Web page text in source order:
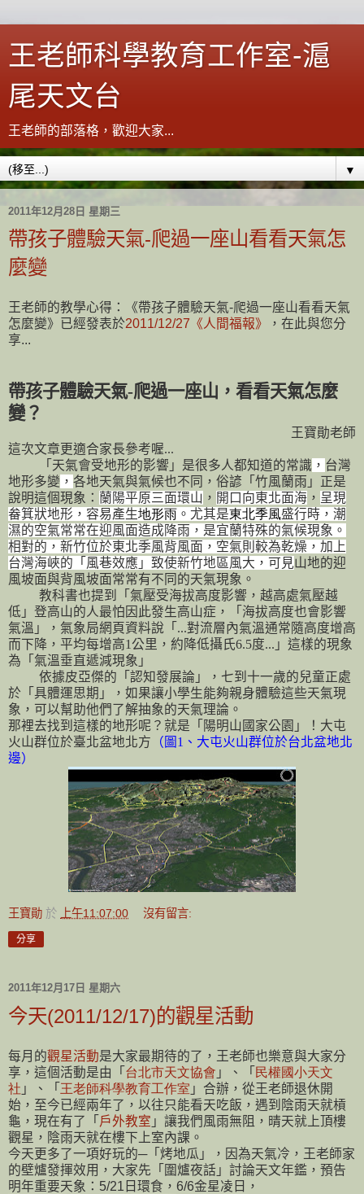
王老師科學教育工作室-滬
尾天文台
王老師的部落格，歡迎大家...
▼
2011年12月28日 星期三
帶孩子體驗天氣-爬過一座山看看天氣怎
麼變
王老師的教學心得：《帶孩子體驗天氣-爬過一座山看看天氣
怎麼變》已經發表於2011/12/27《人間福報》
，在此與您分
享...
帶孩子體驗天氣-爬過一座山，看看天氣怎麼
變？
王寶勛老師
這次文章更適合家長參考喔...
「天氣會受地形的影響」是很多人都知道的常識 ， 台灣
地形多變 ， 各地天氣與氣候也不同，俗諺「竹風蘭雨」正是
說明這個現象： 蘭陽平原三面環山 ， 開口向東北面海 ， 呈現
畚箕狀地形，容易產生地形雨 。尤其是東北季風盛行時，潮
濕的空氣常常在迎風面造成降雨，是宜蘭特殊的氣候現象。
相對的，新竹位於東北季風背風面，空氣則較為乾燥，加上
台灣海峽的「風巷效應」致使新竹地區風大，可見山地的迎
風坡面與背風坡面常常有不同的天氣現象。
教科書也提到「氣壓受海拔高度影響，越高處氣壓越
低」登高山的人最怕因此發生高山症，「海拔高度也會影響
氣溫」，氣象局網頁資料說 「 ...對流層內氣溫通常隨高度增高
而下降，平均每增高1公里，約降低攝氏6.5度... 」 這樣的現象
為「 氣溫垂直遞減現象 」
依據皮亞傑的「認知發展論」，七到十一歲的兒童正處
於「具體運思期」，如果讓小學生能夠親身體驗這些天氣現
象，可以幫助他們了解抽象的天氣理論。
那裡去找到這樣的地形呢？就是「陽明山國家公園」！大屯
火山群位於臺北盆地北方 （圖 1 、大屯火山群位於台北盆地北
邊）
王寶勛 於 上午11:07:00 沒有留言:
分享
2011年12月17日 星期六
今天(2011/12/17)的觀星活動
每月的觀星活動是大家最期待的了，王老師也樂意與大家分
享， 這個活動是由「 台北市天文協會 」、「 民權國小天文
社 」、「 王老師科學教育工作室 」合辦，從王老師退休開
始，至今已經兩年了，以往只能看天吃飯 ，遇到陰雨天就槓
龜， 現在有了「 戶外教室 」讓我們風雨無阻，晴天就上頂樓
觀星 ， 陰雨天就在樓下上室內課。
今天更多了一項好玩的─「烤地瓜」， 因為天氣冷 ，王老師家
的壁爐發揮效用 ， 大家先「圍爐夜話」討論天文年鑑 ， 預告
明年重要天象：5/21日環食，6/6金星凌日，